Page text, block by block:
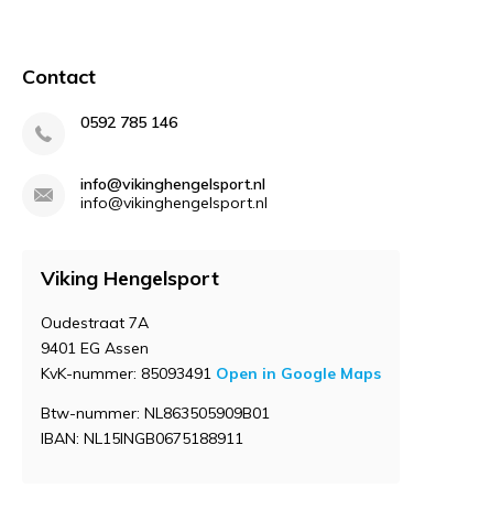
Contact
0592 785 146
info@vikinghengelsport.nl
info@vikinghengelsport.nl
Viking Hengelsport
Oudestraat 7A
9401 EG Assen
KvK-nummer: 85093491 Open in Google Maps
Btw-nummer: NL863505909B01
IBAN: NL15INGB0675188911